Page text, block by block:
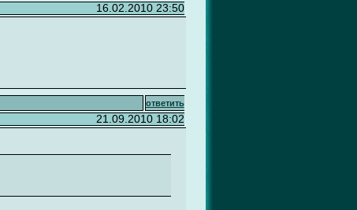
16.02.2010 23:50
ответить
21.09.2010 18:02